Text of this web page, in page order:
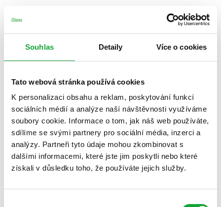
Souhlas Detaily Více o cookies
Tato webová stránka používá cookies
K personalizaci obsahu a reklam, poskytování funkcí
sociálních médií a analýze naší návštěvnosti využíváme
soubory cookie. Informace o tom, jak náš web používáte,
sdílíme se svými partnery pro sociální média, inzerci a
analýzy. Partneři tyto údaje mohou zkombinovat s
dalšími informacemi, které jste jim poskytli nebo které
získali v důsledku toho, že používáte jejich služby.